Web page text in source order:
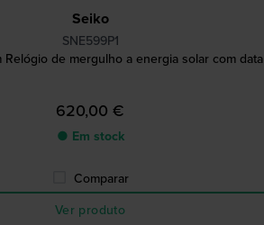
Seiko
SNE599P1
Relógio de mergulho a energia solar com data
620,00 €
● Em stock
Comparar
Ver produto